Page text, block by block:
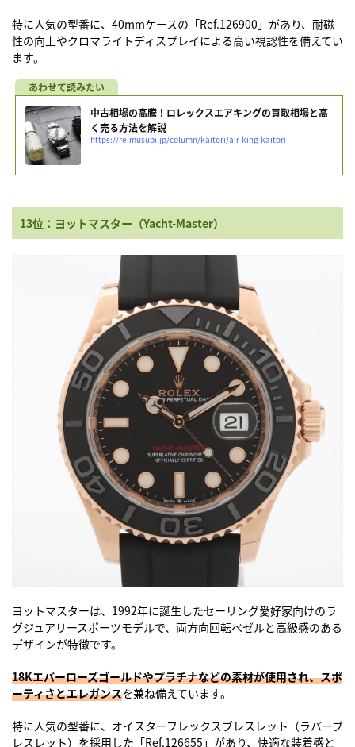
特に人気の型番に、40mmケースの「Ref.126900」があり、耐磁
性の向上やクロマライトディスプレイによる高い視認性を備えてい
ます。
中古相場の高騰！ロレックスエアキングの買取相場と高
く売る方法を解説
https://re-musubi.jp/column/kaitori/air-king-kaitori
13位：ヨットマスター（Yacht-Master）
ヨットマスターは、1992年に誕生したセーリング愛好家向けのラ
グジュアリースポーツモデルで、両方向回転ベゼルと高級感のある
デザインが特徴です。
18Kエバーローズゴールドやプラチナなどの素材が使用され、スポ
ーティさとエレガンスを兼ね備えています。
特に人気の型番に、オイスターフレックスブレスレット（ラバーブ
レスレット）を採用した「Ref.126655」があり、快適な装着感と